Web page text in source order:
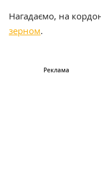
Нагадаємо, на
зерном.